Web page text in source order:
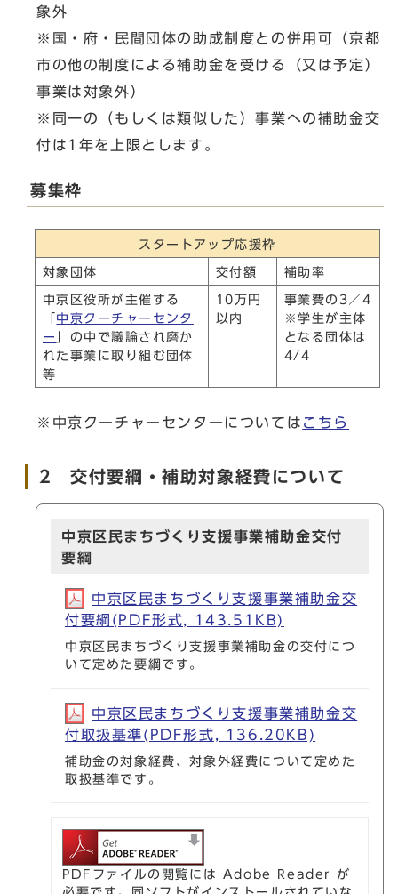
象外
※国・府・民間団体の助成制度との併用可（京都
市の他の制度による補助金を受ける（又は予定）
事業は対象外）
※同一の（もしくは類似した）事業への補助金交
付は1年を上限とします。
募集枠
スタートアップ応援枠
対象団体 交付額 補助率
中京区役所が主催する
「 中京クーチャーセンタ
ー
」の中で議論され磨か
れた事業に取り組む団体
等
10万円
以内
事業費の3／4
※学生が主体
となる団体は
4/4
※中京クーチャーセンターについては こちら
2 交付要綱・補助対象経費について
中京区民まちづくり支援事業補助金交付
要綱
中京区民まちづくり支援事業補助金交
付要綱(PDF形式, 143.51KB)
中京区民まちづくり支援事業補助金の交付につ
いて定めた要綱です。
中京区民まちづくり支援事業補助金交
付取扱基準(PDF形式, 136.20KB)
補助金の対象経費、対象外経費について定めた
取扱基準です。
PDFファイルの閲覧には Adobe Reader が